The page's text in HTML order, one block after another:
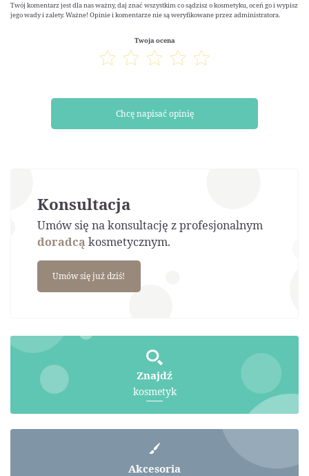
Twój komentarz jest dla nas ważny, daj znać wszystkim co sądzisz o kosmetyku, oceń go i wypisz
jego wady i zalety. Ważne! Opinie i komentarze nie są weryfikowane przez administratora.
Twoja ocena
Chcę napisać opinię
Konsultacja
Umów się na konsultację z profesjonalnym
doradcąkosmetycznym.
Umów się już dziś!
Znajdź
kosmetyk
Akcesoria